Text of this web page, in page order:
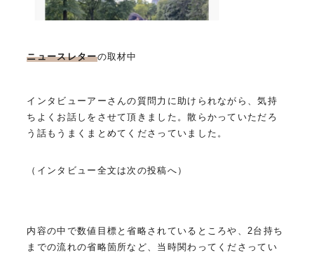
ニュースレターの取材中
インタビューアーさんの質問力に助けられながら、気持
ちよくお話しをさせて頂きました。散らかっていただろ
う話もうまくまとめてくださっていました。
（インタビュー全文は次の投稿へ）
内容の中で数値目標と省略されているところや、2台持ち
までの流れの省略箇所など、当時関わってくださってい